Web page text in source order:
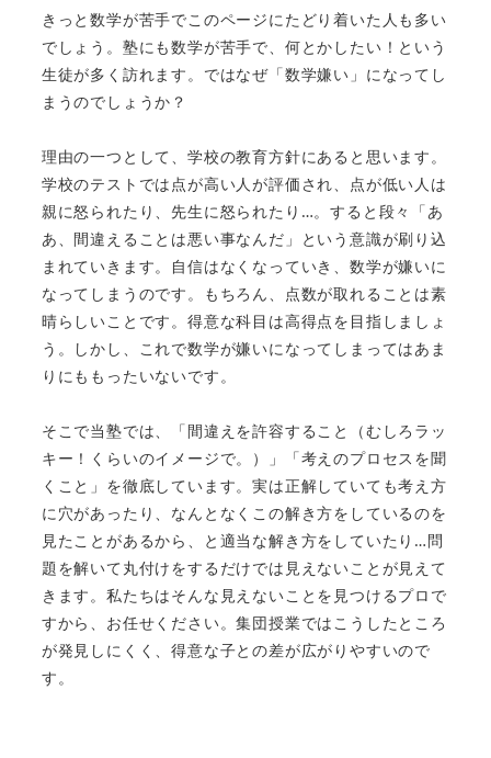
きっと数学が苦手でこのページにたどり着いた人も多い
でしょう。塾にも数学が苦手で、何とかしたい！という
生徒が多く訪れます。ではなぜ「数学嫌い」になってし
まうのでしょうか？
理由の一つとして、学校の教育方針にあると思います。
学校のテストでは点が高い人が評価され、点が低い人は
親に怒られたり、先生に怒られたり…。すると段々「あ
あ、間違えることは悪い事なんだ」という意識が刷り込
まれていきます。自信はなくなっていき、数学が嫌いに
なってしまうのです。もちろん、点数が取れることは素
晴らしいことです。得意な科目は高得点を目指しましょ
う。しかし、これで数学が嫌いになってしまってはあま
りにももったいないです。
そこで当塾では、「間違えを許容すること（むしろラッ
キー！くらいのイメージで。）」「考えのプロセスを聞
くこと」を徹底しています。実は正解していても考え方
に穴があったり、なんとなくこの解き方をしているのを
見たことがあるから、と適当な解き方をしていたり…問
題を解いて丸付けをするだけでは見えないことが見えて
きます。私たちはそんな見えないことを見つけるプロで
すから、お任せください。集団授業ではこうしたところ
が発見しにくく、得意な子との差が広がりやすいので
す。